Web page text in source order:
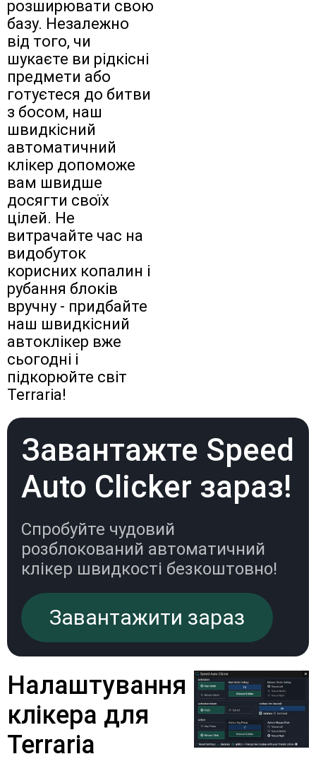
розширювати свою
базу. Незалежно
від того, чи
шукаєте ви рідкісні
предмети або
готуєтеся до битви
з босом, наш
швидкісний
автоматичний
клікер допоможе
вам швидше
досягти своїх
цілей. Не
витрачайте час на
видобуток
корисних копалин і
рубання блоків
вручну - придбайте
наш швидкісний
автоклікер вже
сьогодні і
підкорюйте світ
Terraria!
Завантажте Speed
Auto Clicker зараз!
Спробуйте чудовий
розблокований автоматичний
клікер швидкості безкоштовно!
Завантажити зараз
Налаштування
клікера для
Terraria